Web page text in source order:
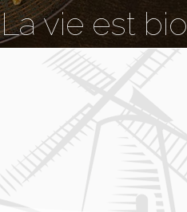
La vie est bio